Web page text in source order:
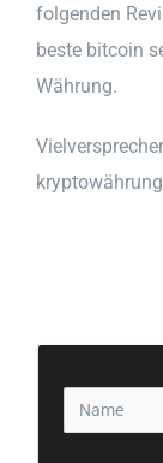
folgenden
beste bitcoin
Währung.